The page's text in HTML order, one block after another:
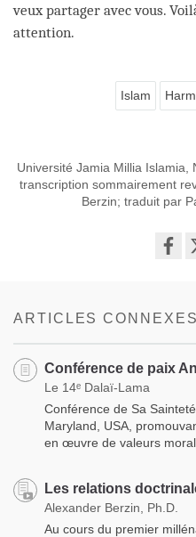
veux partager avec vous.
attention.
Islam
Université Jamia Millia Islamia,
transcription sommairement
Berzin; traduit par
ARTICLES CONNEXES
Conférence de paix
Le 14ᵉ Dalaï-Lama
Conférence de Sa
Maryland, USA,
en œuvre de valeurs
Les relations
Alexander Berzin, Ph.D.
Au cours du premier